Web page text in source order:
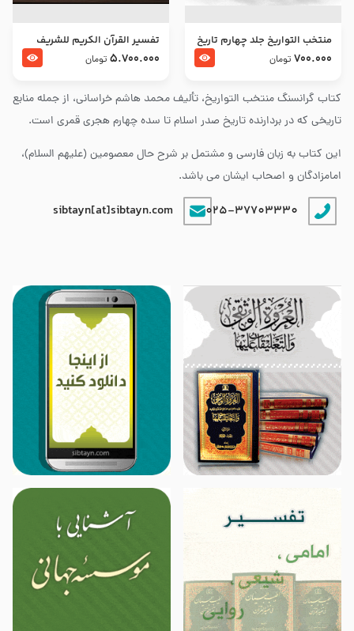
کتاب گرانسنگ منتخب التواريخ، تألیف محمد هاشم خراسانی، از جمله منابع
تاریخی که در بردارنده تاریخ صدر اسلام تا سده چهارم هجری قمری است.
این کتاب به زبان فارسی و مشتمل بر شرح حال معصومین (علیهم السلام)،
امامزادگان و اصحاب ایشان می باشد.
025-37703330
sibtayn[at]sibtayn.com
منتخب التواریخ جلد چهارم تاریخ
امام زین العابدین و امام محمد
700.000 تومان
تفسير القرآن الكريم للشريف
المرتضي قدس سرّه
5.700.000 تومان